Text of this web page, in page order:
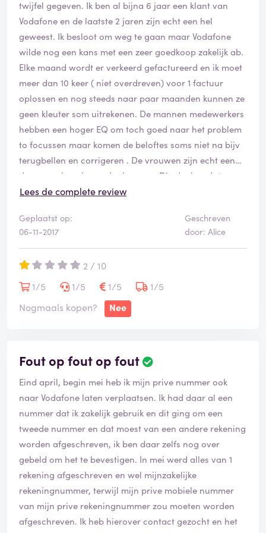
twijfel gegeven. Ik ben al bijna 6 jaar een klant van
Vodafone en de laatste 2 jaren zijn echt een hel
geweest. Ik besloot om weg te gaan maar Vodafone
wilde nog een kans met een zeer goedkoop zakelijk ab.
Elke maand wordt er verkeerd gefactureerd en ik moet
meer dan 10 keer ( niet overdreven) voor 1 factuur
oplossen en nog steeds naar paar maanden kunnen ze
geen kleuter som uitrekenen. De mannen medewerkers
hebben een hoger EQ om toch goed naar het problem
to focussen maar komen de beloftes soms niet na bijv
terugbellen en corrigeren . De vrouwen zijn echt een
drama en koppig zonder hersens. Die denken dat ze
alles weten en alleen maar gelijk hebben. Ik vraag me
klantenservice met een lage niveau van omgaan met
klanten. Ik werd zelfs opgehangen omdat ik het geduld
niet meer had om nogmaals uit te leggen en volgens
haar praat ik te hard. Wat moet je dan doen als klant,
als een medewerker niet wilt oplossen? Ik had een
verkeerde keuze gemaakt om te blijven voor een
goedkoop ab. Als ik terug kon draaien betaal ik liever 2
kwijt en geld kwijt om iemands fouten op te lossen. Ook
een kans dat je hoge bloeddruk gaat krijgen.
Lees de complete review
Geplaatst op:
06-11-2017
Geschreven
door: Alice
2 / 10
1/5
1/5 1/5
1/5
Nogmaals kopen?
Nee
Fout op fout op fout
Eind april, begin mei heb ik mijn prive nummer ook
naar Vodafone laten verplaatsen. Ik had daar al een
nummer dat ik zakelijk gebruik en dit ging om een
tweede nummer en dat moest van een andere rekening
worden afgeschreven, ik ben daar zelfs nog over
gebeld om het te bevestigen. In mei werd alles van 1
rekening afgeschreven en wel mijnzakelijke
rekeningnummer, terwijl mijn prive mobiele nummer
van mijn prive rekeningnummer zou moeten worden
afgeschreven. Ik heb hierover contact gezocht en het